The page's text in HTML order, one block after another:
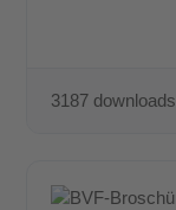
3187 downloads